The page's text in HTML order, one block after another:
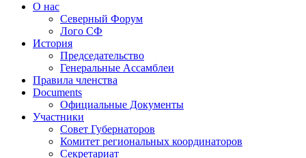
О нас
Северный Форум
Лого СФ
История
Председательство
Генеральные Ассамблеи
Правила членства
Documents
Официальные Документы
Участники
Совет Губернаторов
Комитет региональных координаторов
Секретариат